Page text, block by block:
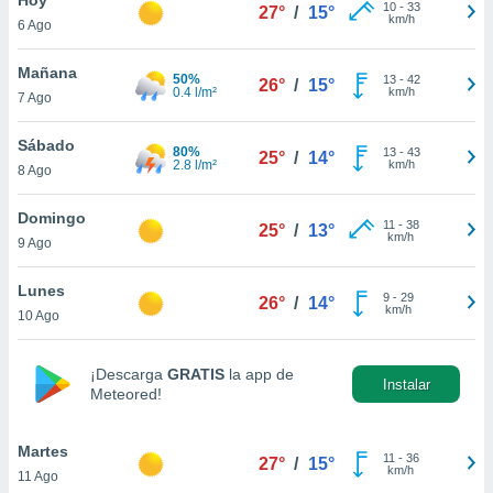
en
más
nuestra
de
aceptar
de
6 Ago
27° / 15° 10- 33
km/h
Mañana
7 Ago
50%
0.4 l/m²
26° / 15° 13- 42
km/h
Sábado
8 Ago
80%
2.8 l/m²
25° / 14° 13- 43
km/h
Domingo
9 Ago
25° / 13° 11 - 38
km/h
Lunes
10 Ago
26° / 14° 9- 29
km/h
¡Descarga GRATIS la app de
Meteored!
Instalar
Martes
11 Ago
27° / 15° 11 - 36
km/h